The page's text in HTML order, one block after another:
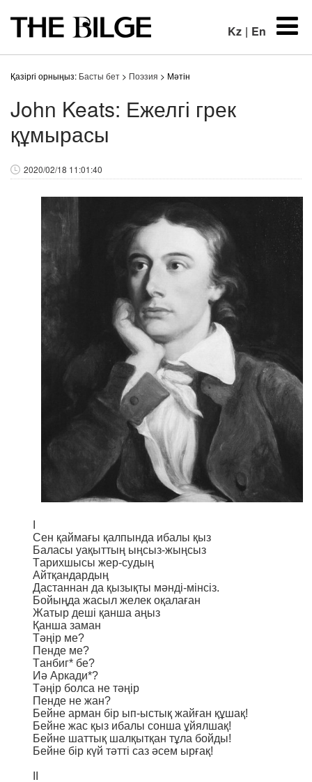
Kz | En
Қазіргі орныңыз: Басты бет > Поэзия > Мәтін
John Keats: Ежелгі грек
құмырасы
2020/02/18 11:01:40
Сен қаймағы қалпында ибалы қыз
Баласы уақыттың ыңсыз-жыңсыз
Тарихшысы жер-судың
Айтқандардың
Дастаннан да қызықты мәнді-мінсіз.
Бойыңда жасыл желек оқалаған
Жатыр деші қанша аңыз
Қанша заман
Тәңір ме?
Пенде ме?
Танбиг* бе?
Иә Аркади*?
Тәңір болса не тәңір
Пенде не жан?
Бейне арман бір ып-ыстық жайған құшақ!
Бейне жас қыз ибалы сонша ұйялшақ!
Бейне шаттық шалқытқан тұла бойды!
Бейне бір күй тәтті саз әсем ырғақ!